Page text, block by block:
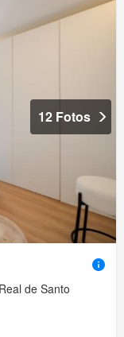
12 Fotos
de Santo